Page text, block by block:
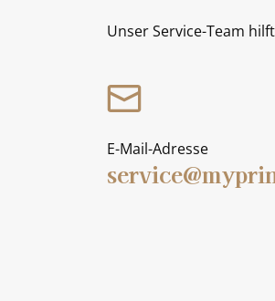
Unser Service-Team
E-Mail-Adresse